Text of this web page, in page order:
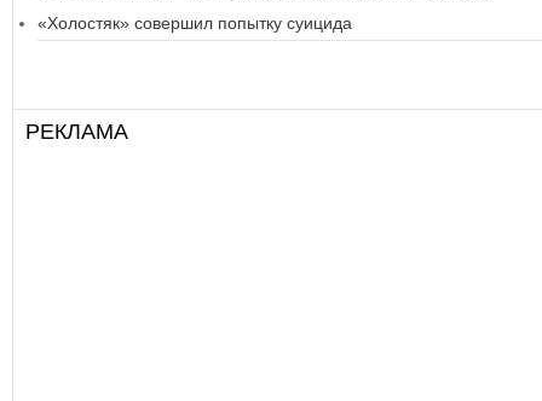
«Холостяк» совершил попытку суицида
РЕКЛАМА